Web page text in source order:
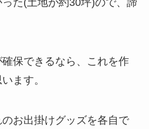
た(土地が約30坪)ので、諦
保できるなら、これを作
ます。
お出掛けグッズを各自で